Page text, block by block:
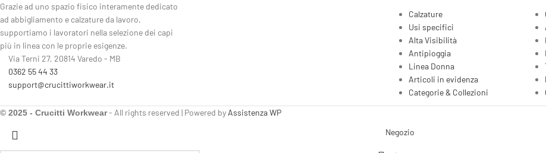
Grazie ad uno spazio fisico interamente dedicato
ad abbigliamento e calzature da lavoro,
supportiamo i lavoratori nella selezione dei capi
più in linea con le proprie esigenze.
Via Terni 27, 20814 Varedo - MB
0362 55 44 33
support@crucittiworkwear.it
Calzature
Usi specifici
Alta Visibilità
Antipioggia
Linea Donna
Articoli in evidenza
Categorie & Collezioni
© 2025 - Crucitti Workwear- All rights reserved | Powered byAssistenza WP
Negozio